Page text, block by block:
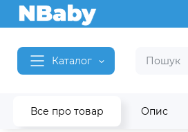
Каталог
Все про товар Опис
Головна Догляд та гігієна